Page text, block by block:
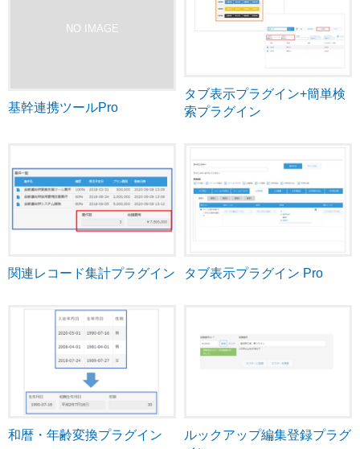
基幹連携ツールPro
タブ表示プラグイン+簡単検
索プラグイン
関連レコード集計プラグイン タブ表示プラグイン Pro
和暦・年齢変換プラグイン
ルックアップ編集登録プラグ